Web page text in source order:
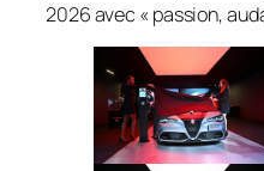
2026 avec « passion,